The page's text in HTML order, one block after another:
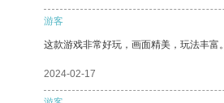
游客
这款游戏非常好玩，画面精美，玩法丰富。
2024-02-17